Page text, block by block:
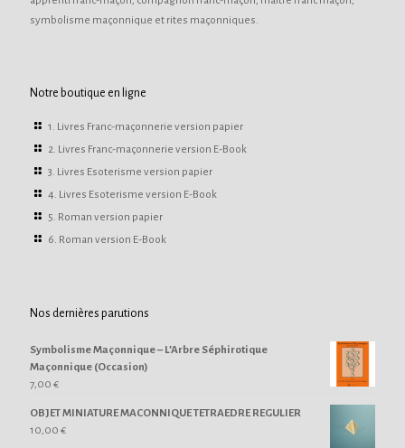
symbolisme maçonnique et rites maçonniques.
Notre boutique en ligne
1. Livres Franc-maçonnerie version papier
2. Livres Franc-maçonnerie version E-Book
3. Livres Esoterisme version papier
4. Livres Esoterisme version E-Book
5. Roman version papier
6. Roman version E-Book
Nos dernières parutions
Symbolisme Maçonnique – L’Arbre Séphirotique
Maçonnique (Occasion)
7,00 €
OBJET MINIATURE MACONNIQUE TETRAEDRE REGULIER
10,00 €